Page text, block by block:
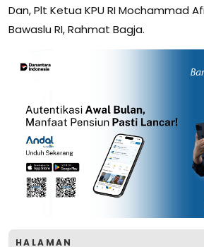
Dan, Plt Ketua KPU RI Mochammad
Bawaslu RI, Rahmat Bagja.
HALAMAN